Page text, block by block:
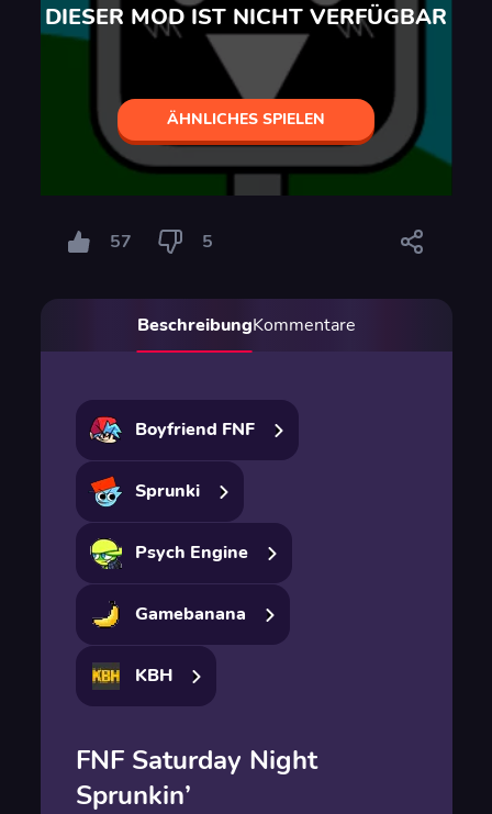
DIESER MOD IST NICHT VERFÜGBAR
ÄHNLICHES SPIELEN
57 5
BeschreibungKommentare
Boyfriend FNF
Sprunki
Psych Engine
Gamebanana
KBH
FNF Saturday Night
Sprunkin’